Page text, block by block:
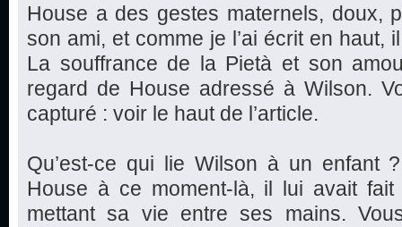
House a des gestes maternels, doux,
son ami, et comme je l’ai écrit en haut,
La souffrance de la Pietà et son
regard de House adressé à Wilson.
capturé : voir le haut de l’article.
Qu’est-ce qui lie Wilson à un enfant
House à ce moment-là, il lui avait
mettant sa vie entre ses mains.